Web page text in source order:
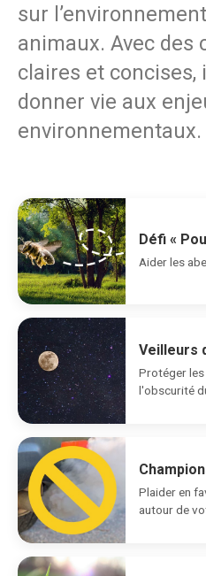
sur
animaux. Avec des
claires et concises,
donner vie aux
environnementaux.
Défi «
Aider les
Veilleurs
Protéger
l'obscurité
Plaider en
autour de